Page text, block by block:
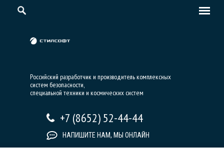
Российский разработчик и производитель комплексных
систем безопасности,
специальной техники и космических систем
+7 (8652) 52-44-44
НАПИШИТЕ НАМ, МЫ ОНЛАЙН